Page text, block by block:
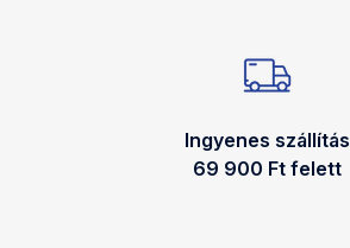
Ingyenes szállítás
69 900 Ft felett